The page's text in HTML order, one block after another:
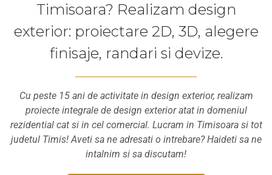
Timisoara? Realizam design
exterior: proiectare 2D, 3D, alegere
finisaje, randari si devize.
Cu peste 15 ani de activitate in design exterior, realizam
proiecte integrale de design exterior atat in domeniul
rezidential cat si in cel comercial. Lucram in Timisoara si tot
judetul Timis! Aveti sa ne adresati o intrebare? Haideti sa ne
intalnim si sa discutam!